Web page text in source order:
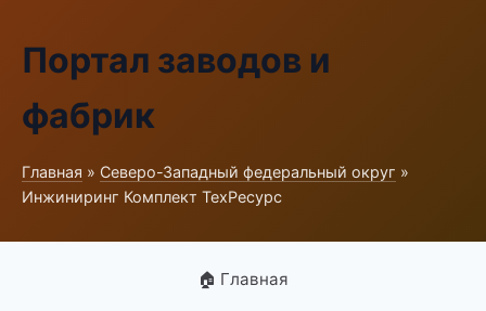
Портал заводов и
фабрик
Главная » Северо-Западный федеральный округ »
Инжиниринг Комплект ТехРесурс
🏠 Главная